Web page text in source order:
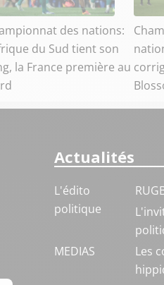
des nations:
du Sud tient son
la France première au
Actualités
L'édito
politique
MEDIAS
Les